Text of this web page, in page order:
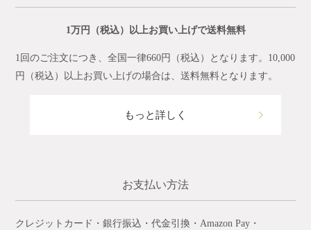
1万円（税込）以上お買い上げで送料無料
1回のご注文につき、全国一律660円（税込）となります。10,000
円（税込）以上お買い上げの場合は、送料無料となります。
もっと詳しく
お支払い方法
クレジットカード・銀行振込・代金引換・Amazon Pay・